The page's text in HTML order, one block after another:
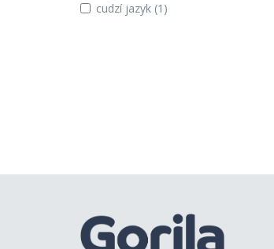
cudzí jazyk (1)